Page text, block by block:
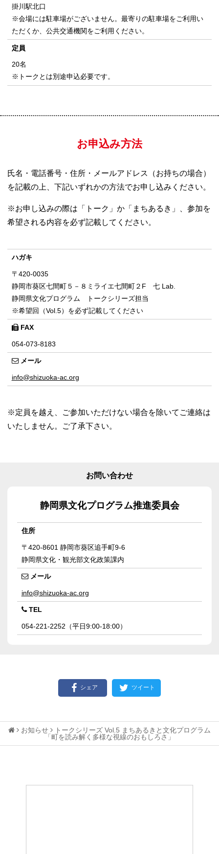
掛川駅北口
※会場には駐車場がございません。最寄りの駐車場をご利用い
ただくか、公共交通機関をご利用ください。
定員
20名
※トークとは別途申込必要です。
お申込み方法
氏名・電話番号・住所・メールアドレス（お持ちの場合）
を記載の上、下記いずれかの方法でお申し込みください。
※お申し込みの際は「トーク」か「まちあるき」、参加を
希望される内容を必ず記載してください。
ハガキ
〒420-0035
静岡市葵区七間町５－８ミライエ七間町２F 七 Lab.
静岡県文化プログラム トークシリーズ担当
※希望回（Vol.5）を必ず記載してください
FAX
054-073-8183
メール
info@shizuoka-ac.org
※定員を越え、ご参加いただけない場合を除いてご連絡は
いたしません。ご了承下さい。
お問い合わせ
静岡県文化プログラム推進委員会
住所
〒420-8601 静岡市葵区追手町9-6
静岡県文化・観光部文化政策課内
メール
info@shizuoka-ac.org
TEL
054-221-2252（平日9:00-18:00）
シェア ツイート
お知らせ
トークシリーズ Vol.5 まちあるきと文化プログラム
「町を読み解く多様な視線のおもしろさ」